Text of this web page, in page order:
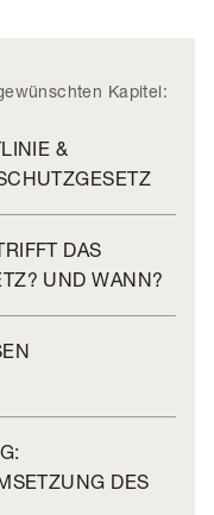
Kapitel:
&
DAS
UND WANN?
DES